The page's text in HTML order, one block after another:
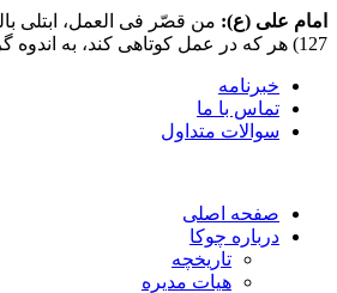
امام علی (ع): من قصّر فی العمل، ابتلی
127) هر که در عمل کوتاهی کند، به اندوه گرفتار آید.
خبرنامه
تماس با ما
سوالات متداول
صفحه اصلی
درباره چوکا
تاریخچه
هیات مدیره